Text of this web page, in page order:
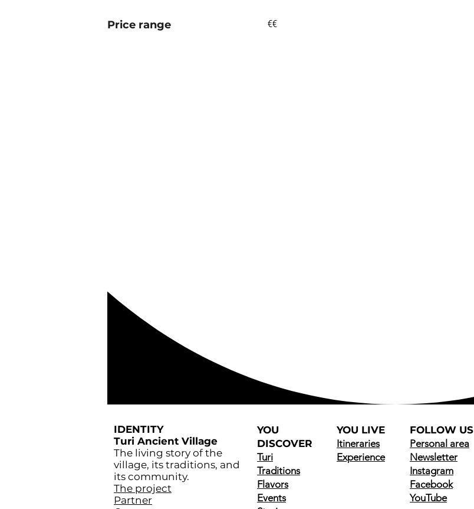
Price range €€
IDENTITY
Turi Ancient Village
The living story of the
village, its traditions, and
its community.
The project
Partner
YOU
DISCOVER
Turi
Traditions
Flavors
Events
YOU LIVE
Itineraries
Experience
FOLLOW US
Personal area
Newsletter
Instagram
Facebook
YouTube